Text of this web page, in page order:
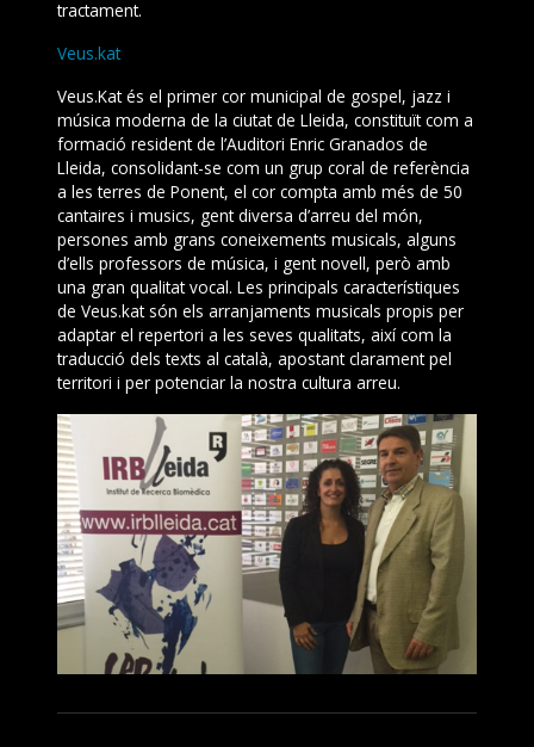
tractament.
Veus.kat
Veus.Kat és el primer cor municipal de gospel, jazz i
música moderna de la ciutat de Lleida, constituït com a
formació resident de l’Auditori Enric Granados de
Lleida, consolidant-se com un grup coral de referència
a les terres de Ponent, el cor compta amb més de 50
cantaires i musics, gent diversa d’arreu del món,
persones amb grans coneixements musicals, alguns
d’ells professors de música, i gent novell, però amb
una gran qualitat vocal. Les principals característiques
de Veus.kat són els arranjaments musicals propis per
adaptar el repertori a les seves qualitats, així com la
traducció dels texts al català, apostant clarament pel
territori i per potenciar la nostra cultura arreu.